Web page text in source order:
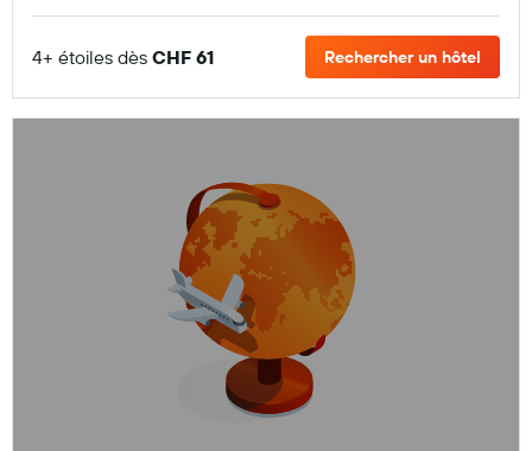
4+ étoiles dès CHF 61 Rechercher un hôtel